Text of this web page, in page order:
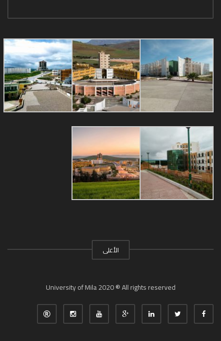
الأعلى
University of Mila 2020 ® All rights reserved